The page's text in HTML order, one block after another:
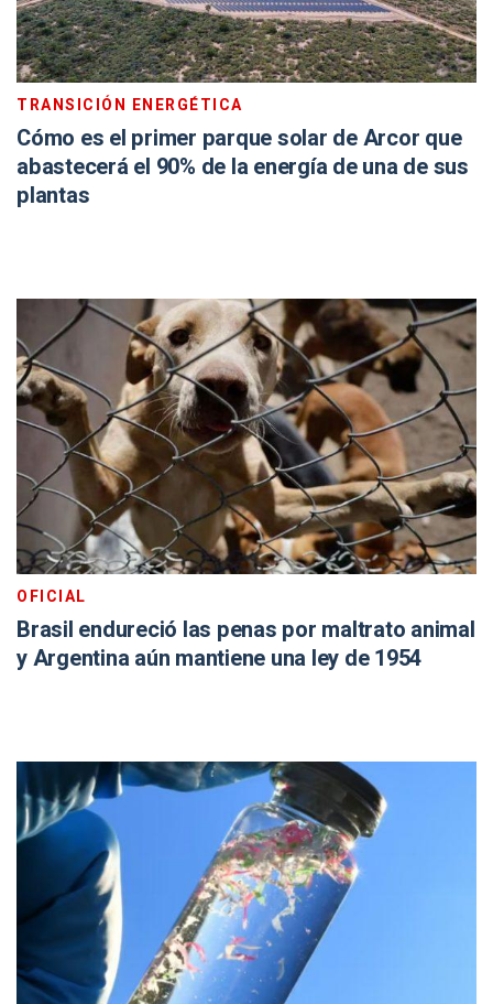
TRANSICIÓN ENERGÉTICA
Cómo es el primer parque solar de Arcor que
abastecerá el 90% de la energía de una de sus
plantas
OFICIAL
Brasil endureció las penas por maltrato animal
y Argentina aún mantiene una ley de 1954